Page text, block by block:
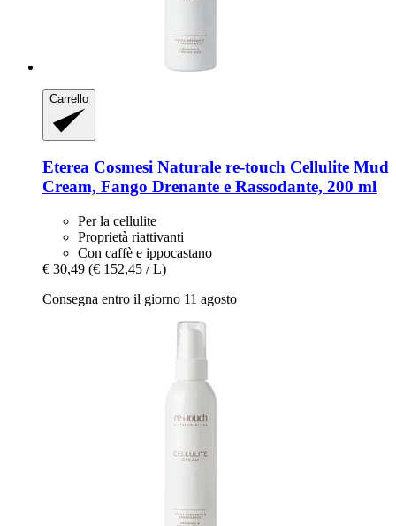
Carrello
Eterea Cosmesi Naturale re-​touch Cellulite Mud
Cream, Fango Drenante e Rassodante, 200 ml
Per la cellulite
Proprietà riattivanti
Con caffè e ippocastano
€ 30,49 (€ 152,45 / L)
Consegna entro il giorno 11 agosto